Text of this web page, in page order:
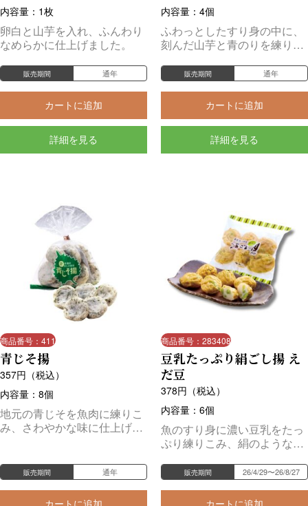
内容量：1枚
卵白と山芋を入れ、ふんわり
なめらかに仕上げました。
販売期間 通年
カートに追加
詳細を見る
内容量：4個
ふわっとしたすり身の中に、
刻んだ山芋と青のりを練りこ
販売期間 通年
カートに追加
詳細を見る
商品番号：411
青じそ揚
357円（税込）
内容量：8個
地元の青じそを魚肉に練りこ
み、さわやかな味に仕上げま
販売期間 通年
商品番号：283408
豆乳たっぷり絹ごし揚 え
だ豆
378円（税込）
内容量：6個
魚のすり身に濃い豆乳をたっ
ぷり練りこみ、絹のような滑
た。
販売期間 26/4/29〜26/8/27